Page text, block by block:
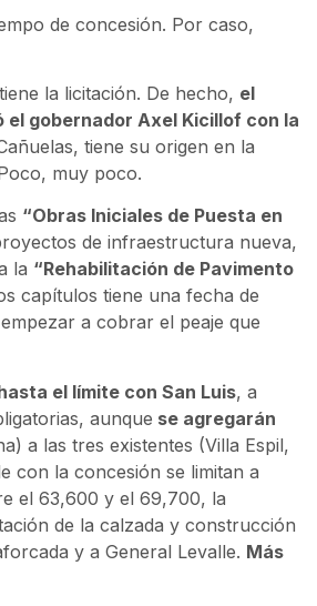
de concesión. Por caso,
la licitación. De hecho, el
gobernador Axel Kicillof con la
tiene su origen en la
muy poco.
“Obras Iniciales de Puesta en
de infraestructura nueva,
la “Rehabilitación de Pavimento
capítulos tiene una fecha de
a cobrar el peaje que
el límite con San Luis, a
aunque se agregarán
a las tres existentes (Villa Espil,
con la concesión se limitan a
el 63,600 y el 69,700, la
de la calzada y construcción
y a General Levalle. Más